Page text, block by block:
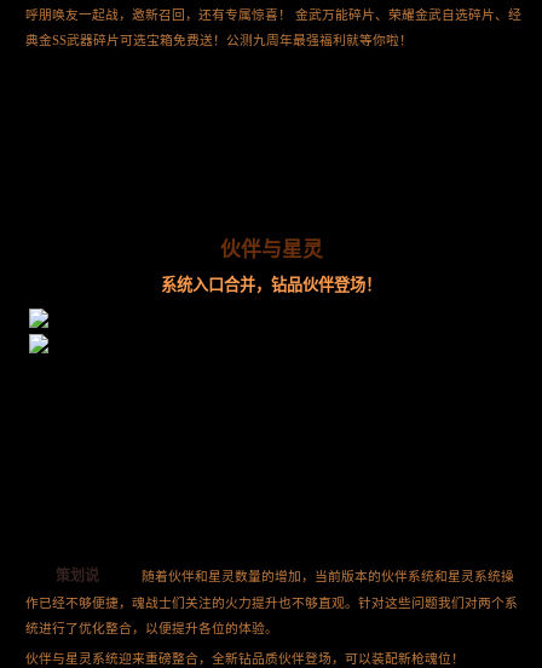
呼朋唤友一起战，邀新召回，还有专属惊喜！ 金武万能碎片、荣耀金武自选碎片、经
典金SS武器碎片可选宝箱免费送！公测九周年最强福利就等你啦！
伙伴与星灵
系统入口合并，钻品伙伴登场！
策划说
随着伙伴和星灵数量的增加，当前版本的伙伴系统和星灵系统操
作已经不够便捷，魂战士们关注的火力提升也不够直观。针对这些问题我们对两个系
统进行了优化整合，以便提升各位的体验。
伙伴与星灵系统迎来重磅整合，全新钻品质伙伴登场，可以装配新枪魂位！